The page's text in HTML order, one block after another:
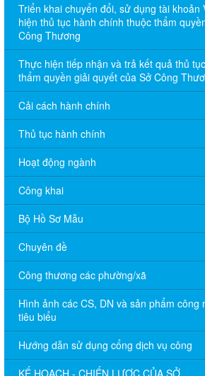
Triển khai chuyển đổi, sử dụng tài khoản
hiện thủ tục hành chính thuộc thẩm
Công Thương
Thực hiện tiếp nhận và trả kết quả thủ
thẩm quyền giải quyết của Sở Công
Cải cách hành chính
Thủ tục hành chính
Hoạt động ngành
Công khai
Bộ Hồ Sơ Mẫu
Chuyên đề
Công thương các phường/xã
Hình ảnh các CS, DN và sản phẩm công
tiêu biểu
Hướng dẫn sử dụng cổng dịch vụ công
KẾ HOẠCH - CHIẾN LƯỢC CỦA SỞ